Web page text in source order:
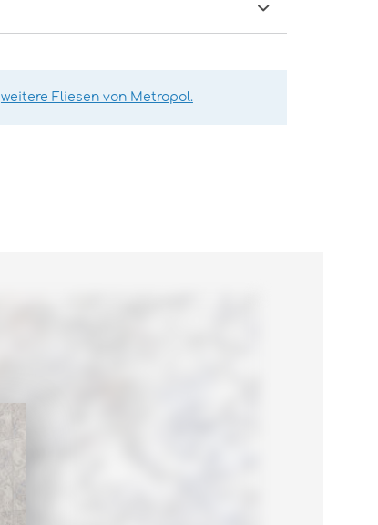
weitere Fliesen von Metropol.